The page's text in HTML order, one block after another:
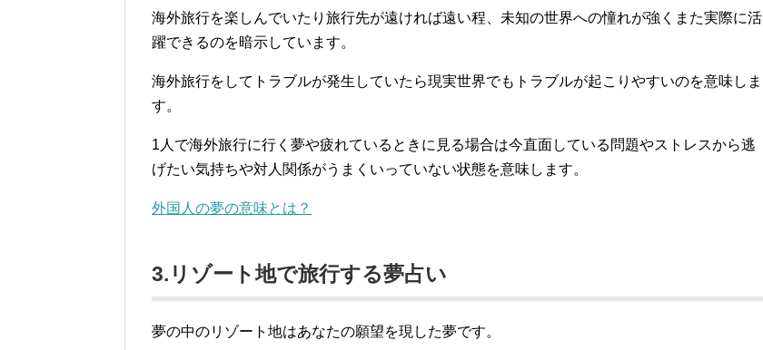
海外旅行を楽しんでいたり旅行先が遠ければ遠い程、未知の世界への憧れが強くまた実際に活
躍できるのを暗示しています。
海外旅行をしてトラブルが発生していたら現実世界でもトラブルが起こりやすいのを意味しま
す。
1人で海外旅行に行く夢や疲れているときに見る場合は今直面している問題やストレスから逃
げたい気持ちや対人関係がうまくいっていない状態を意味します。
外国人の夢の意味とは？
3.リゾート地で旅行する夢占い
夢の中のリゾート地はあなたの願望を現した夢です。